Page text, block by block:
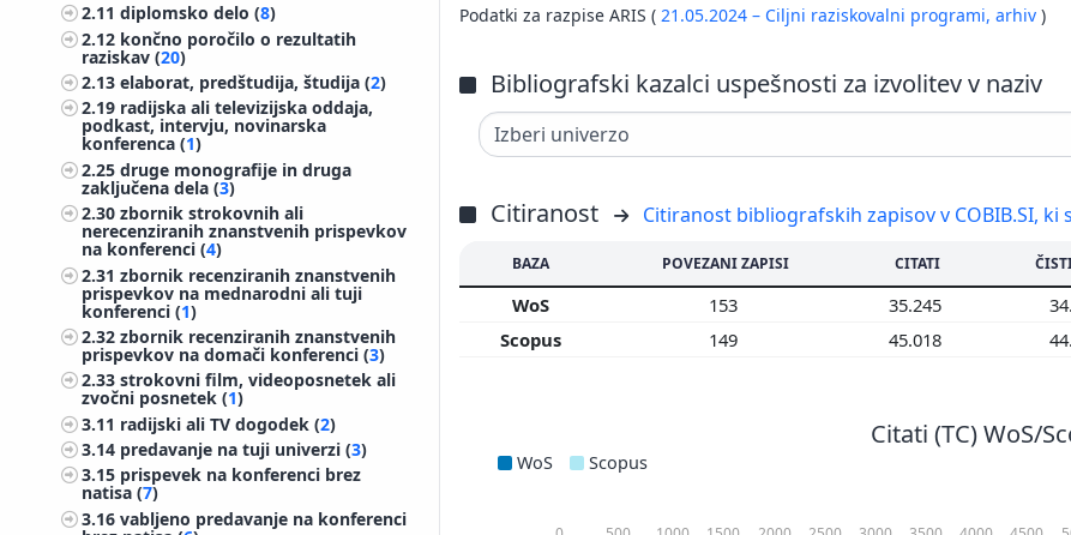
2.11diplomsko delo (8)
2.12 končno poročilo o rezultatih
raziskav (20)
2.13elaborat, predštudija, študija (2)
2.19 radijska ali televizijska oddaja,
podkast, intervju, novinarska
konferenca (1)
2.25druge monografije in druga
zaključena dela (3)
2.30zbornik strokovnih ali
nerecenziranih znanstvenih prispevkov
na konferenci (4)
2.31zbornik recenziranih znanstvenih
prispevkov na mednarodni ali tuji
konferenci (1)
2.32zbornik recenziranih znanstvenih
prispevkov na domači konferenci (3)
2.33strokovni film, videoposnetek ali
zvočni posnetek (1)
3.11 radijski ali TV dogodek (2)
3.14 predavanje na tuji univerzi (3)
3.15 prispevek na konferenci brez
natisa (7)
3.16vabljeno predavanje na konferenci
Podatki za razpise ARIS ( 21.05.2024 – Ciljni raziskovalni programi, arhiv )
Bibliografski kazalci uspešnosti za izvolitev v naziv
Citiranost Citiranost bibliografskih zapisov v COBIB.SI, ki
BAZA POVEZANI ZAPISI CITATI
WoS 153 35.245
Scopus
149 45.018
Citati (TC) WoS/
WoS Scopus